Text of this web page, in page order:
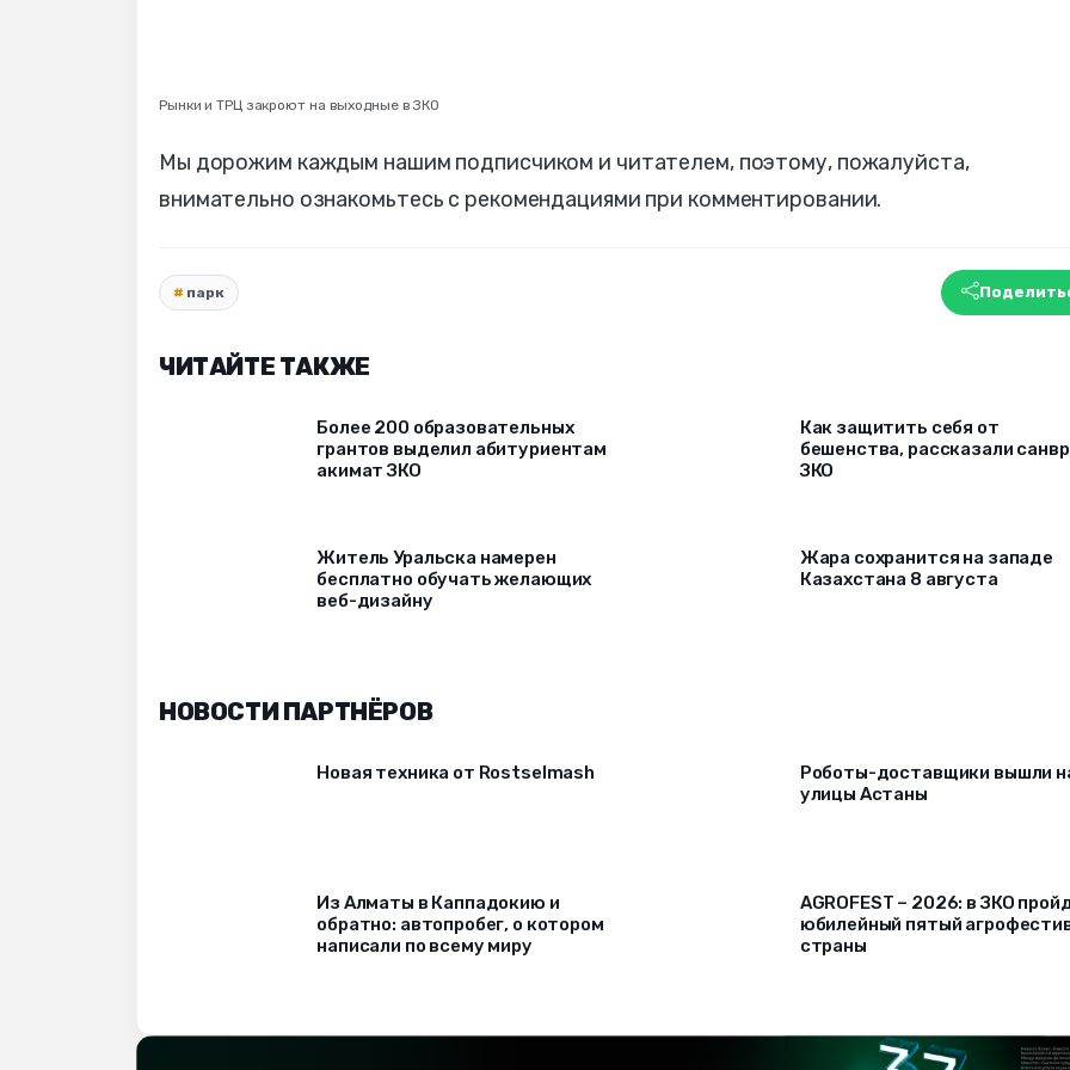
Рынки и ТРЦ закроют на выходные в ЗКО
Мы дорожим каждым нашим подписчиком и читателем, поэтому, пожалуйста,
внимательно ознакомьтесь с рекомендациями при комментировании.
парк
ЧИТАЙТЕ ТАКЖЕ
Более 200 образовательных
грантов выделил абитуриентам
акимат ЗКО
Как защитить себя от
бешенства, рассказали
ЗКО
Житель Уральска намерен
бесплатно обучать желающих
веб-дизайну
Жара сохранится на западе
Казахстана 8 августа
НОВОСТИ ПАРТНЁРОВ
Новая техника от Rostselmash
Роботы-доставщики вышли
улицы Астаны
Из Алматы в Каппадокию и
обратно: автопробег, о котором
написали по всему миру
AGROFEST – 2026: в ЗКО
юбилейный пятый
страны